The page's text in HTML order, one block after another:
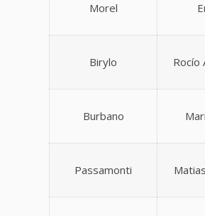
Morel
Birylo Rocío
Burbano
Passamonti